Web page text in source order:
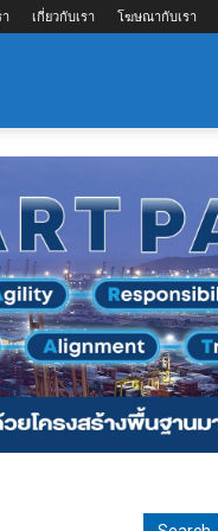
เกี่ยวกับเรา โฆษณากับเรา